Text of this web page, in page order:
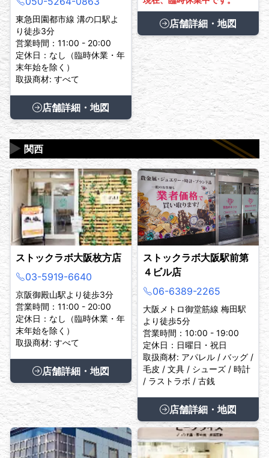
東急田園都市線 溝の口駅よ
り徒歩3分
営業時間：11:00 - 20:00
定休日：なし（臨時休業・年
末年始を除く）
取扱商材: すべて
店舗詳細・地図
店舗詳細・地図
関西
▶
ストックラボ大阪枚方店
03-5919-6640
京阪御殿山駅より徒歩3分
営業時間：11:00 - 20:00
定休日：なし（臨時休業・年
末年始を除く）
取扱商材: すべて
店舗詳細・地図
ストックラボ大阪駅前第
４ビル店
06-6389-2265
大阪メトロ御堂筋線 梅田駅
より徒歩5分
営業時間：10:00 - 19:00
定休日：日曜日・祝日
取扱商材: アパレル / バッグ /
毛皮 / 文具 / シューズ / 時計
/ ラストラボ / 古銭
店舗詳細・地図